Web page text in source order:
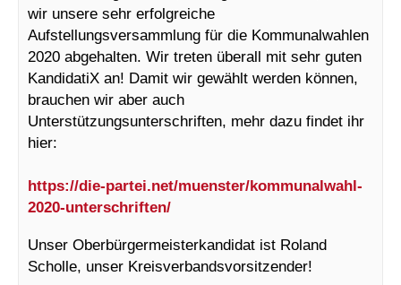
wir unsere sehr erfolgreiche
Aufstellungsversammlung für die Kommunalwahlen
2020 abgehalten. Wir treten überall mit sehr guten
KandidatiX an! Damit wir gewählt werden können,
brauchen wir aber auch
Unterstützungsunterschriften, mehr dazu findet ihr
hier:
https://die-partei.net/muenster/kommunalwahl-
2020-unterschriften/
Unser Oberbürgermeisterkandidat ist Roland
Scholle, unser Kreisverbandsvorsitzender!